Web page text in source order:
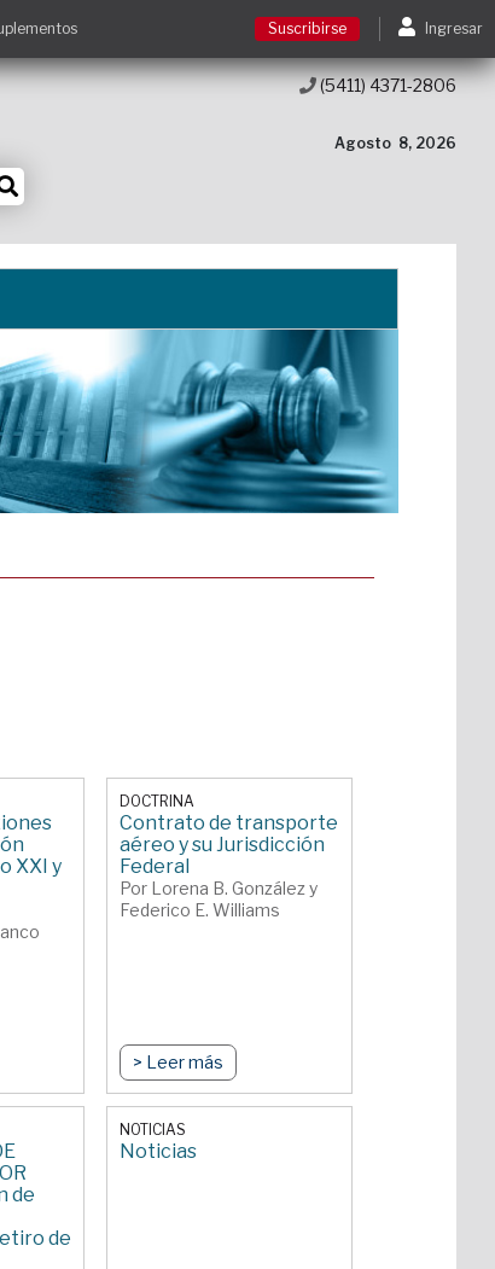
Suscribirse
Contacto
Suscribirse Ingresar
Agosto 8, 2026
(5411) 4371-2806
XXI y
DOCTRINA
Contrato de transporte
aéreo y su Jurisdicción
Federal
Por Lorena B. González y
Federico E. Williams
> Leer más
de
de
NOTICIAS
Noticias